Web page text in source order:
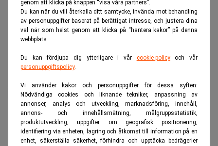
genom att klicka på knappen “visa våra partners”.
Du kan när du vill återkalla ditt samtycke, invända mot behandling
av personuppgifter baserat på berättigat intresse, och justera dina
val när som helst genom att klicka på “hantera kakor” på denna
webbplats.
Du kan fördjupa dig ytterligare i vår cookie-policyoch vår
personuppgiftspolicy.
Vi använder kakor och personuppgifter för dessa syften:
Nödvändiga cookies och liknande tekniker, anpassning av
annonser, analys och utveckling, marknadsföring, innehåll,
annons- och innehållsmätning, målgruppsstatistik,
produktutveckling, uppgifter om geografisk positionering,
identifiering via enheten, lagring och åtkomst till information på en
enhet, säkerställa säkerhet, förhindra och upptäcka bedrägerier
Realtid.se Makro
Guldvittring utanför Lycksele